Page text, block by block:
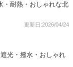
・耐熱・おしゃれな北
更新日:2026/04/24
光・撥水・おしゃれ